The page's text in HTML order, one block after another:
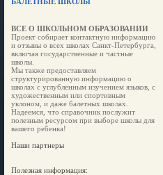
ВСЕ О ШКОЛЬНОМ ОБРАЗОВАНИИ
Проект собирает контактную информацию
и отзывы о всех школах Санкт-Петербурга,
включая государственные и частные
школы.
Мы также предоставляем
структурированную информацию о
школах с углубленным изучением языков, с
художественным или спортивным
уклоном, и даже балетных школах.
Надеемся, что справочник послужит
полезным ресурсом при выборе школы для
вашего ребенка!
Наши партнеры
Полезная информация: